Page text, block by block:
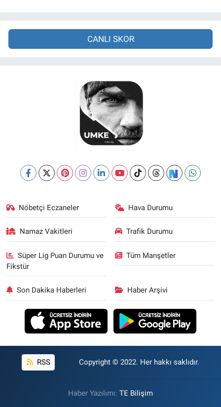
CANLI SKOR
Nöbetçi Eczaneler Hava Durumu
Namaz Vakitleri Trafik Durumu
Süper Lig Puan Durumu ve
Fikstür
Tüm Manşetler
Son Dakika Haberleri Haber Arşivi
RSS Copyright © 2022. Her hakkı saklıdır.
Haber Yazılımı: TE Bilişim